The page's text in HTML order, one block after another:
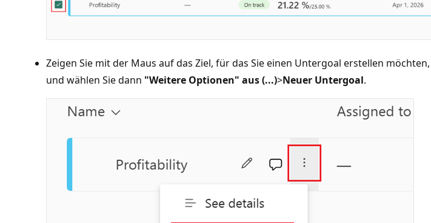
Zeigen Sie mit der Maus auf das Ziel, für das Sie einen Untergoal erstellen möchten,
und wählen Sie dann "Weitere Optionen" aus (...)>Neuer Untergoal.